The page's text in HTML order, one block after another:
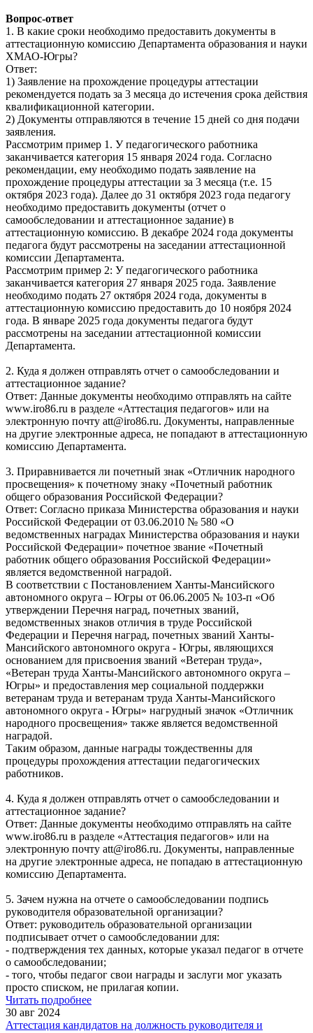
Вопрос-ответ
1. В какие сроки необходимо предоставить документы в
аттестационную комиссию Департамента образования и науки
ХМАО-Югры?
Ответ:
1) Заявление на прохождение процедуры аттестации
рекомендуется подать за 3 месяца до истечения срока действия
квалификационной категории.
2) Документы отправляются в течение 15 дней со дня подачи
заявления.
Рассмотрим пример 1. У педагогического работника
заканчивается категория 15 января 2024 года. Согласно
рекомендации, ему необходимо подать заявление на
прохождение процедуры аттестации за 3 месяца (т.е. 15
октября 2023 года). Далее до 31 октября 2023 года педагогу
необходимо предоставить документы (отчет о
самообследовании и аттестационное задание) в
аттестационную комиссию. В декабре 2024 года документы
педагога будут рассмотрены на заседании аттестационной
комиссии Департамента.
Рассмотрим пример 2: У педагогического работника
заканчивается категория 27 января 2025 года. Заявление
необходимо подать 27 октября 2024 года, документы в
аттестационную комиссию предоставить до 10 ноября 2024
года. В январе 2025 года документы педагога будут
рассмотрены на заседании аттестационной комиссии
Департамента.
2. Куда я должен отправлять отчет о самообследовании и
аттестационное задание?
Ответ: Данные документы необходимо отправлять на сайте
www.iro86.ru в разделе «Аттестация педагогов» или на
электронную почту att@iro86.ru. Документы, направленные
на другие электронные адреса, не попадают в аттестационную
комиссию Департамента.
3. Приравнивается ли почетный знак «Отличник народного
просвещения» к почетному знаку «Почетный работник
общего образования Российской Федерации?
Ответ: Согласно приказа Министерства образования и науки
Российской Федерации от 03.06.2010 № 580 «О
ведомственных наградах Министерства образования и науки
Российской Федерации» почетное звание «Почетный
работник общего образования Российской Федерации»
является ведомственной наградой.
В соответствии с Постановлением Ханты-Мансийского
автономного округа – Югры от 06.06.2005 № 103-п «Об
утверждении Перечня наград, почетных званий,
ведомственных знаков отличия в труде Российской
Федерации и Перечня наград, почетных званий Ханты-
Мансийского автономного округа - Югры, являющихся
основанием для присвоения званий «Ветеран труда»,
«Ветеран труда Ханты-Мансийского автономного округа –
Югры» и предоставления мер социальной поддержки
ветеранам труда и ветеранам труда Ханты-Мансийского
автономного округа - Югры» нагрудный значок «Отличник
народного просвещения» также является ведомственной
наградой.
Таким образом, данные награды тождественны для
процедуры прохождения аттестации педагогических
работников.
4. Куда я должен отправлять отчет о самообследовании и
аттестационное задание?
Ответ: Данные документы необходимо отправлять на сайте
www.iro86.ru в разделе «Аттестация педагогов» или на
электронную почту att@iro86.ru. Документы, направленные
на другие электронные адреса, не попадаю в аттестационную
комиссию Департамента.
5. Зачем нужна на отчете о самообследовании подпись
руководителя образовательной организации?
Ответ: руководитель образовательной организации
подписывает отчет о самообследовании для:
- подтверждения тех данных, которые указал педагог в отчете
о самообследовании;
- того, чтобы педагог свои награды и заслуги мог указать
просто списком, не прилагая копии.
Читать подробнее
30 авг 2024
Аттестация кандидатов на должность руководителя и